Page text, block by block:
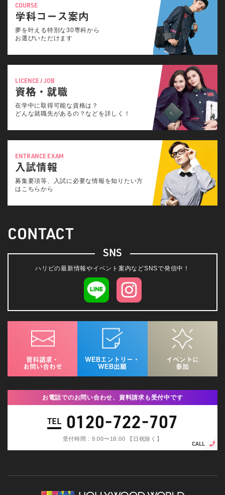
COURSE
学科コース案内
夢を叶える特別な30専科から
お選びいただけます
LICENCE / JOB
資格・就職
在学中に取得可能な資格は？
どんな就職先があるの？などを詳しく！
ENTRANCE EXAM
入試情報
募集要項等、入試に必要な情報を知りたい方
はこちらから
CONTACT
SNS
ハリビの最新情報やイベント案内などSNSで発信中！
資料請求・
お問い合わせ
WEBエントリー・
WEB出願
イベントに
参加
お電話でのお問い合わせ、資料請求も受付中です
TEL 0120-722-707
受付時間 : 9:00〜18:00 【日祝除く】
CALL